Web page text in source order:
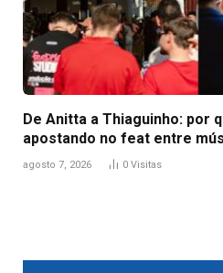
De Anitta a Thiaguinho: por
apostando no feat entre
agosto 7, 2026 0 Visitas